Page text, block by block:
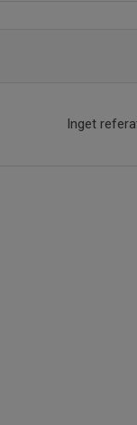
Inget